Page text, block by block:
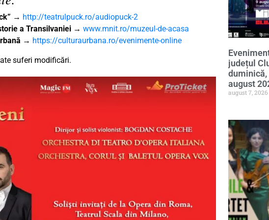
→ http://teatrulpuck.ro/audiopuck-2
a Transilvaniei → www.mnit.ro/muzeul-de-acasa
→ https://culturaurbana.ro/evenimente-online
suferi modificări.
județul
duminică,
august
august 7, 2026